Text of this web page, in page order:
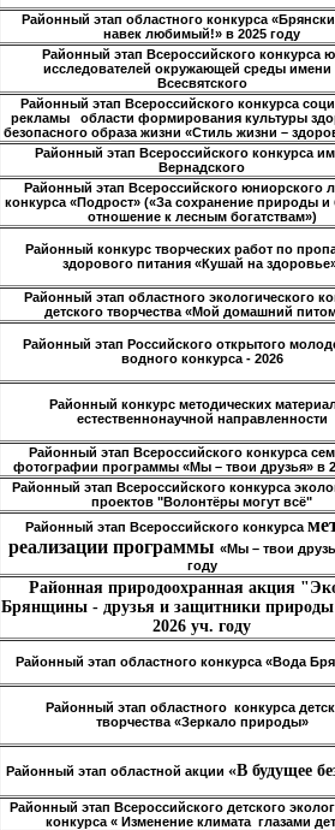
Районный этап областного конкурса
навек любимый!» в 2025 году
Районный этап Всероссийского конкурса
исследователей окружающей среды имени
Всесвятского
Районный этап Всероссийского конкурса
рекламы области формирования культуры
безопасного образа жизни «Стиль жизни –
Районный этап Всероссийского конкурса
Вернадского
Районный этап Всероссийского юниорского
конкурса «Подрост» («За сохранение природы и
отношение к лесным богатствам»)
Районный конкурс творческих работ по
здорового питания «Кушай на
Районный этап областного экологического
детского творчества «Мой домашний
Районный этап Российского открытого
водного конкурса - 2026
Районный конкурс методических
естественнонаучной направленности
Районный этап Всероссийского конкурса
фотографии программы «Мы – твои друзья» в
Районный этап Всероссийского конкурса
проектов "Волонтёры могут всё"
Районный этап Всероссийского конкурса
реализации программы «Мы – твои
году
Районная природоохранная акция
Брянщины - друзья и защитники
2026 уч. году
Районный этап областного конкурса «Вода
Районный этап областного конкурса
творчества «Зеркало природы»
Районный этап областной акции «В будущее
Районный этап Всероссийского детского
конкурса « Изменение климата глазами